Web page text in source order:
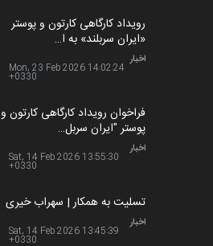
رویداد کارگاهی کارتون و پوستر
«ایران سربلند» به ا…
اخبار
Mon, 23 Feb 2026 14:02:24
+0330
فراخوان رویداد کارگاهی کارتون و
پوستر "ایران سربل…
اخبار
Sat, 14 Feb 2026 13:55:30
+0330
تسلیت به همکار | سهراب خیری
اخبار
Sat, 14 Feb 2026 13:45:39
+0330